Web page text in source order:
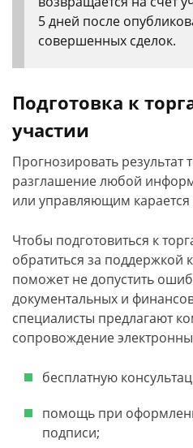
5 дней после
совершенных сделок.
Подготовка к
участии
Прогнозировать результат
разглашение любой
или управляющим карается
Чтобы подготовиться к
обратиться за
поможет не допустить
документальных и
специалисты предлагают
сопровождение
бесплатную
помощь при
подписи;